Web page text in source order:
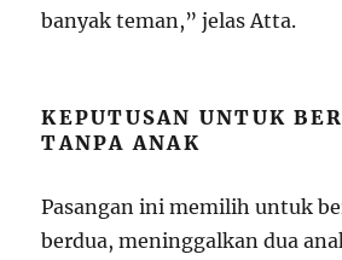
banyak teman,” jelas Atta.
KEPUTUSAN UNTUK
TANPA ANAK
Pasangan ini memilih untuk
berdua, meninggalkan dua